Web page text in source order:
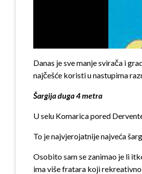
Danas je sve manje svirača i
najčešće koristi u nastupima
Šargija duga 4 metra
U selu Komarica pored
To je najvjerojatnije najveća
Osobito sam se zanimao je li
ima više fratara koji rekreativno